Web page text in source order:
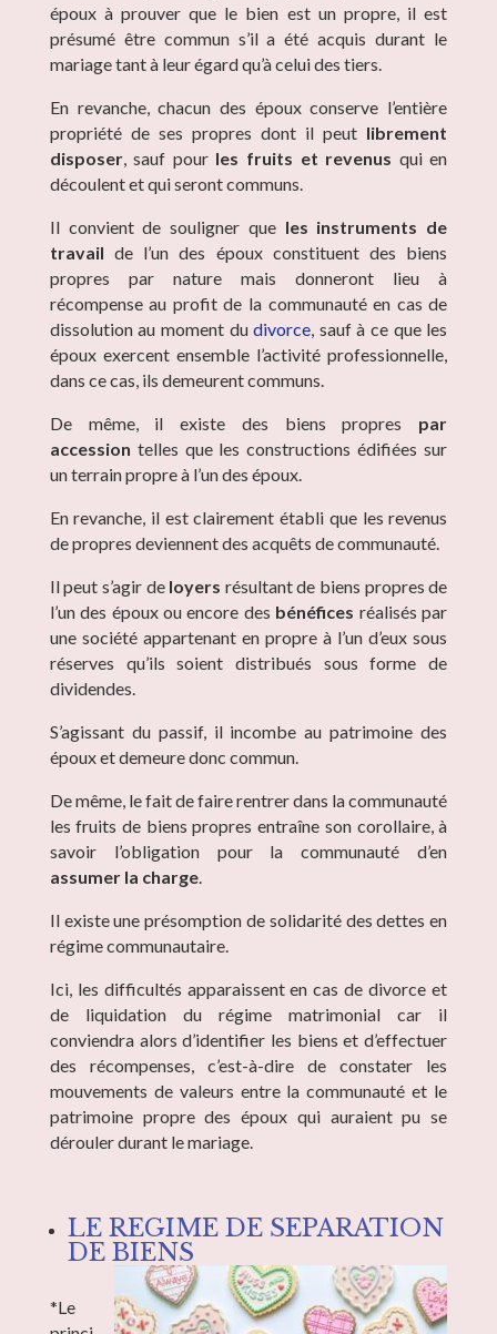
époux à prouver que le bien est un propre, il est
présumé être commun s’il a été acquis durant le
mariage tant à leur égard qu’à celui des tiers.
En revanche, chacun des époux conserve l’entière
propriété de ses propres dont il peut librement
disposer, sauf pour les fruits et revenus qui en
découlent et qui seront communs.
Il convient de souligner que les instruments de
travail de l’un des époux constituent des biens
propres par nature mais donneront lieu à
récompense au profit de la communauté en cas de
dissolution au moment dudivorce, sauf à ce que les
époux exercent ensemble l’activité professionnelle,
dans ce cas, ils demeurent communs.
De même, il existe des biens propres par
accession telles que les constructions édifiées sur
un terrain propre à l’un des époux.
En revanche, il est clairement établi que les revenus
de propres deviennent des acquêts de communauté.
Il peut s’agir de loyers résultant de biens propres de
l’un des époux ou encore des bénéfices réalisés par
une société appartenant en propre à l’un d’eux sous
réserves qu’ils soient distribués sous forme de
dividendes.
S’agissant du passif, il incombe au patrimoine des
époux et demeure donc commun.
De même, le fait de faire rentrer dans la communauté
les fruits de biens propres entraîne son corollaire, à
savoir l’obligation pour la communauté d’en
assumer la charge.
Il existe une présomption de solidarité des dettes en
régime communautaire.
Ici, les difficultés apparaissent en cas de divorce et
de liquidation du régime matrimonial car il
conviendra alors d’identifier les biens et d’effectuer
des récompenses, c’est-à-dire de constater les
mouvements de valeurs entre la communauté et le
patrimoine propre des époux qui auraient pu se
dérouler durant le mariage.
LE REGIME DE SEPARATION
DE BIENS
*Le